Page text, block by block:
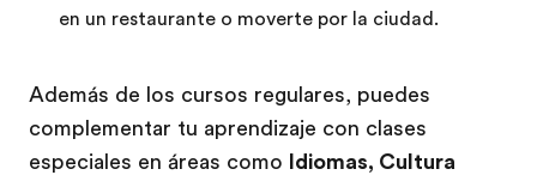
en un restaurante o moverte por la ciudad.
Además de los cursos regulares, puedes
complementar tu aprendizaje con clases
especiales en áreas como Idiomas, Cultura